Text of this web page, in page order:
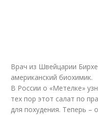
Диетические
Врач из Швейцарии
американский биохимик.
В России о «Метелке»
тех пор этот салат по
для похудения. Теперь –